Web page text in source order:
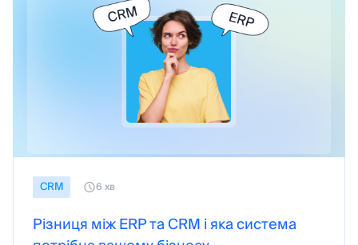
CRM 6 хв
Різниця між ERP та CRM і яка система